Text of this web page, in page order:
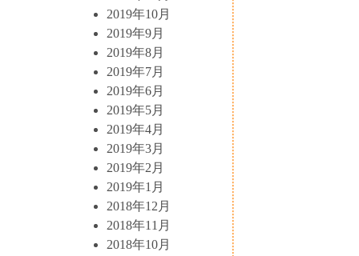
2019年10月
2019年9月
2019年8月
2019年7月
2019年6月
2019年5月
2019年4月
2019年3月
2019年2月
2019年1月
2018年12月
2018年11月
2018年10月